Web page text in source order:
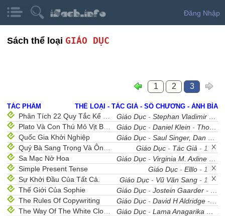
Đăng Nhập
Sách thể loại GIÁO DỤC
1 2 3
TÁC PHẨM THỂ LOẠI - TÁC GIẢ - SỐ CHƯƠNG - ẢNH BÌA
Phân Tích 22 Quy Tắc Kể Chuyện Của Pixar Giáo Dục -Stephan Vladimir Bugaj
Plato Và Con Thú Mỏ Vịt Bước Vào Quán Bar
Giáo Dục -Daniel Klein - Thomas Cathcart
Quốc Gia Khởi Nghiệp
Giáo Dục -Saul Singer, Dan Senor
Quý Bà Sang Trọng Và Ông Lão Quét Rác
Giáo Dục - Tác Giả - 1
Sa Mạc Nở Hoa
Giáo Dục - Virginia M. Axline
Simple Present Tense
Giáo Dục - Elllo - 1
Sự Khởi Đầu Của Tất Cả.
Giáo Dục - Vũ Văn Sang - 1
Thế Giới Của Sophie
Giáo Dục -Jostein Gaarder - 2
The Rules Of Copywriting
Giáo Dục -David H Aldridge - 1
The Way Of The White Clouds
Giáo Dục -Lama Anagarika Govinda.